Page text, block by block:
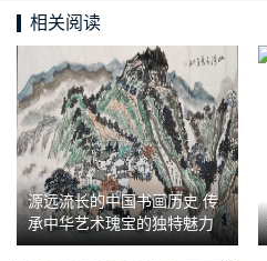
相关阅读
源远流长的中国书画历史 传
承中华艺术瑰宝的独特魅力